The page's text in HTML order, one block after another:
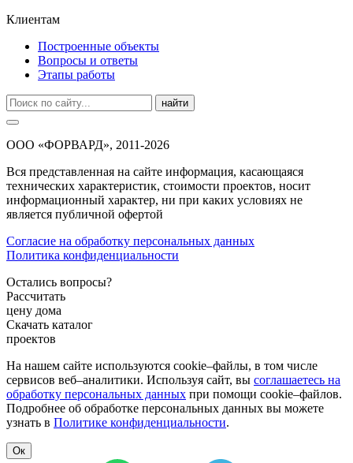
Клиентам
Построенные объекты
Вопросы и ответы
Этапы работы
найти
ООО «ФОРВАРД», 2011-2026
Вся представленная на сайте информация, касающаяся
технических характеристик, стоимости проектов, носит
информационный характер, ни при каких условиях не
является публичной офертой
Согласие на обработку персональных данных
Политика конфиденциальности
Остались вопросы?
Рассчитать
цену дома
Скачать каталог
проектов
На нашем сайте используются cookie–файлы, в том числе
сервисов веб–аналитики. Используя сайт, вы соглашаетесь на
обработку персональных данных при помощи cookie–файлов.
Подробнее об обработке персональных данных вы можете
узнать в Политике конфиденциальности.
Ок